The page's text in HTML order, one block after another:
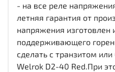
- на все реле
летняя гарантия от
напряжения изготовлен
поддерживающего
сделать с транзитом
Welrok D2-40 Red.При